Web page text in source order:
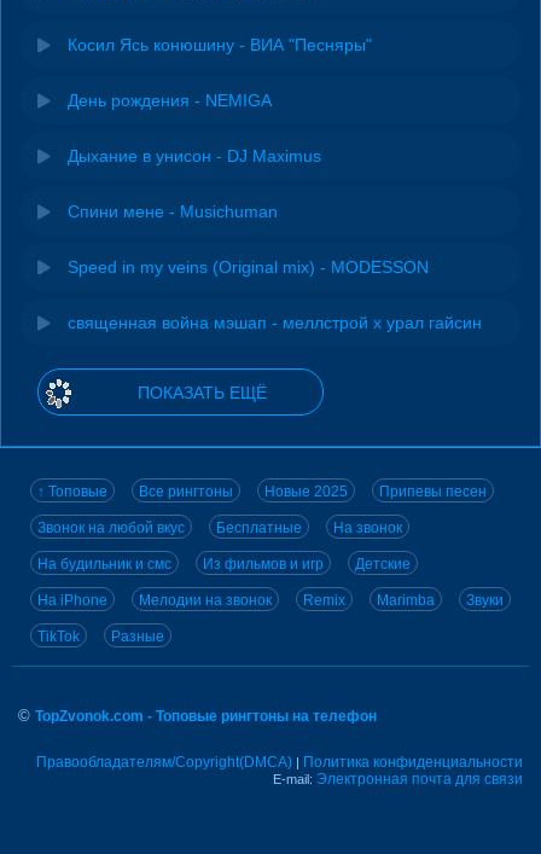
Косил Ясь конюшину - ВИА "Песняры"
День рождения - NEMIGA
Дыхание в унисон - DJ Maximus
Спини мене - Musichuman
Speed in my veins (Original mix) - MODESSON
священная война мэшап - меллстрой х урал гайсин
ПОКАЗАТЬ ЕЩЁ
↑ Топовые Все рингтоны Новые 2025 Припевы песен
Звонок на любой вкус Бесплатные На звонок
На будильник и смс Из фильмов и игр Детские
На iPhone Мелодии на звонок Remix Marimba Звуки
TikTok Разные
© TopZvonok.com - Топовые рингтоны на телефон
Правообладателям/Copyright(DMCA) | Политика конфиденциальности
E-mail: Электронная почта для связи